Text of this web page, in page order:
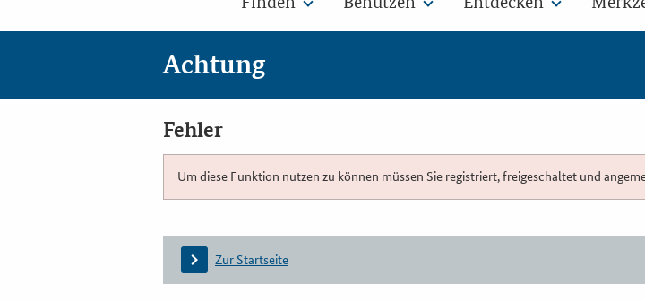
Achtung
Fehler
Um diese Funktion nutzen zu können müssen Sie registriert, freigeschaltet und
Zur Startseite